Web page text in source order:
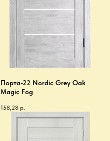
Порта-22 Nordic Grey Oak
Magic Fog
158,28 р.